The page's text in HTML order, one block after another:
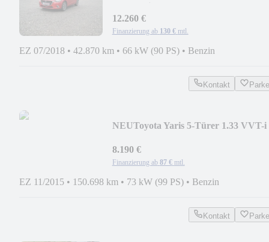
12.260 €
Finanzierung ab 130 € mtl.
EZ 07/2018 • 42.870 km • 66 kW (90 PS) • Benzin
Kontakt
NEUToyota Yaris 5-Türer 1.33 VVT-i
8.190 €
Finanzierung ab 87 € mtl.
EZ 11/2015 • 150.698 km • 73 kW (99 PS) • Benzin
Kontakt